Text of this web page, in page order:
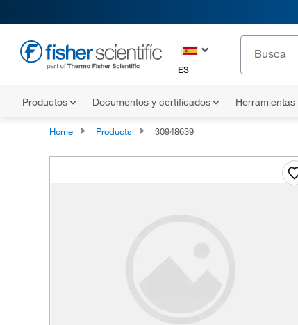
ES
Productos Documentos y certificados Herramientas
Home Products 30948639